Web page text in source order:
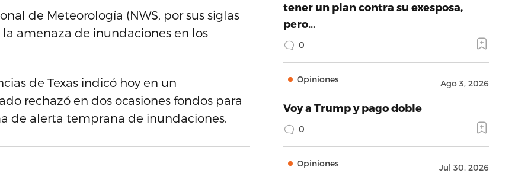
de Meteorología (NWS, por sus siglas
amenaza de inundaciones en los
de Texas indicó hoy en un
rechazó en dos ocasiones fondos para
de alerta temprana de inundaciones.
tener un plan contra su exesposa,
pero…
0
Opiniones Ago 3, 2026
Voy a Trump y pago doble
0
Opiniones Jul 30, 2026